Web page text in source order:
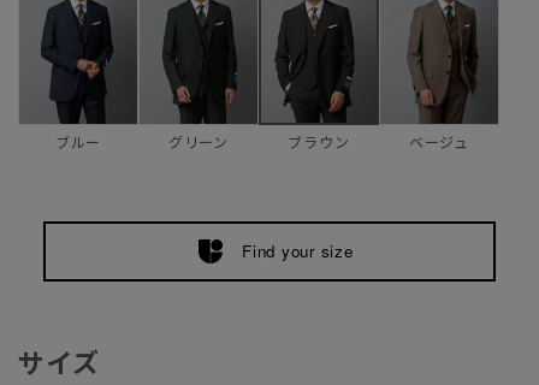
ブルー グリーン ブラウン ベージュ
Find your size
サイズ